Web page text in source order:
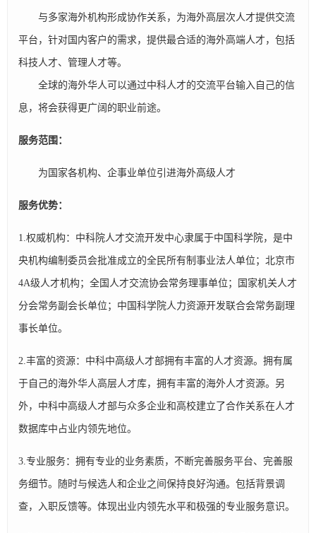
与多家海外机构形成协作关系，为海外高层次人才提供交流
平台，针对国内客户的需求，提供最合适的海外高端人才，包括
科技人才、管理人才等。
全球的海外华人可以通过中科人才的交流平台输入自己的信
息，将会获得更广阔的职业前途。
服务范围：
为国家各机构、企事业单位引进海外高级人才
服务优势：
1.权威机构：中科院人才交流开发中心隶属于中国科学院，是中
央机构编制委员会批准成立的全民所有制事业法人单位；北京市
4A级人才机构；全国人才交流协会常务理事单位；国家机关人才
分会常务副会长单位；中国科学院人力资源开发联合会常务副理
事长单位。
2.丰富的资源：中科中高级人才部拥有丰富的人才资源。拥有属
于自己的海外华人高层人才库，拥有丰富的海外人才资源。另
外，中科中高级人才部与众多企业和高校建立了合作关系在人才
数据库中占业内领先地位。
3.专业服务：拥有专业的业务素质，不断完善服务平台、完善服
务细节。随时与候选人和企业之间保持良好沟通。包括背景调
查，入职反馈等。体现出业内领先水平和极强的专业服务意识。